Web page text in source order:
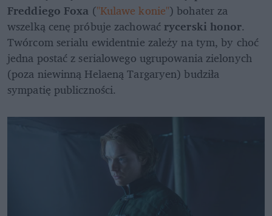
Freddiego Foxa ("Kulawe konie") bohater za
wszelką cenę próbuje zachować rycerski honor.
Twórcom serialu ewidentnie zależy na tym, by choć
jedna postać z serialowego ugrupowania zielonych
(poza niewinną Helaeną Targaryen) budziła
sympatię publiczności.